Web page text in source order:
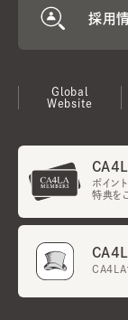
採用
Global
Website
ポイン
特典を
CA4LA